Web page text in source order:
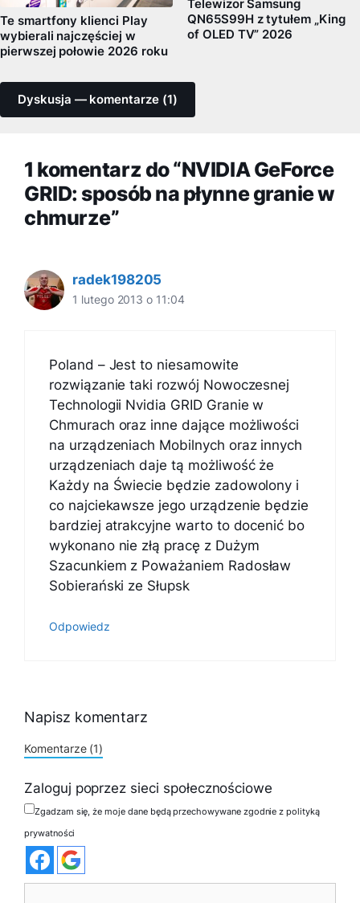
Te smartfony klienci Play
wybierali najczęściej w
pierwszej połowie 2026 roku
Telewizor Samsung
QN65S99H z tytułem „King
of OLED TV” 2026
Dyskusja — komentarze (1)
1 komentarz do “NVIDIA GeForce
GRID: sposób na płynne granie w
chmurze”
radek198205
1 lutego 2013 o 11:04
Poland – Jest to niesamowite
rozwiązanie taki rozwój Nowoczesnej
Technologii Nvidia GRID Granie w
Chmurach oraz inne dające możliwości
na urządzeniach Mobilnych oraz innych
urządzeniach daje tą możliwość że
Każdy na Świecie będzie zadowolony i
co najciekawsze jego urządzenie będzie
bardziej atrakcyjne warto to docenić bo
wykonano nie złą pracę z Dużym
Szacunkiem z Poważaniem Radosław
Sobierański ze Słupsk
Odpowiedz
Napisz komentarz
Komentarze (1)
Zaloguj poprzez sieci społecznościowe
Zgadzam się, że moje dane będą przechowywane zgodnie z polityką
prywatności